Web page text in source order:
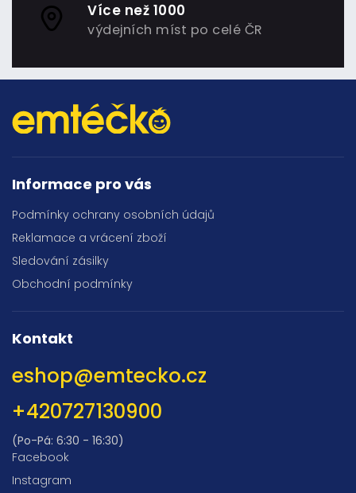
Více než 1000
výdejních míst po celé ČR
Informace pro vás
Podmínky ochrany osobních údajů
Reklamace a vrácení zboží
Sledování zásilky
Obchodní podmínky
Kontakt
eshop@emtecko.cz
+420727130900
(Po-Pá: 6:30 - 16:30)
Facebook
Instagram